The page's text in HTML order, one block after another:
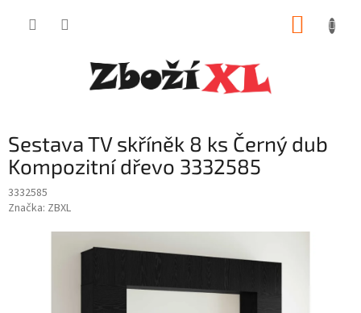
Sestava TV skříněk 8 ks Černý dub
Kompozitní dřevo 3332585
3332585
Značka: ZBXL